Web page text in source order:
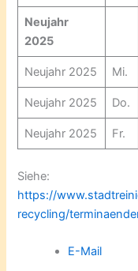
Neujahr
2025
Neujahr 2025 Mi.
Neujahr 2025 Do.
Neujahr 2025 Fr.
Siehe:
https://
recycling/
E-Mail